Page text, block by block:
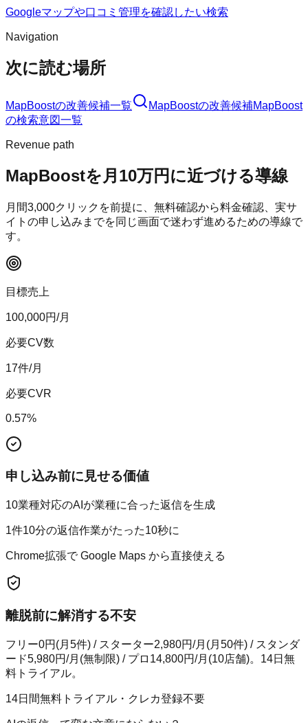
Googleマップや口コミ管理を確認したい検索
Navigation
次に読む場所
MapBoostの改善候補一覧 MapBoostの改善候補MapBoost
の検索意図一覧
Revenue path
MapBoostを月10万円に近づける導線
月間3,000クリックを前提に、無料確認から料金確認、実サ
イトの申し込みまでを同じ画面で迷わず進めるための導線で
す。
目標売上
100,000円/月
必要CV数
17件/月
必要CVR
0.57%
申し込み前に見せる価値
10業種対応のAIが業種に合った返信を生成
1件10分の返信作業がたった10秒に
Chrome拡張で Google Maps から直接使える
離脱前に解消する不安
フリー0円(月5件) / スターター2,980円/月(月50件) / スタンダ
ード5,980円/月(無制限) / プロ14,800円/月(10店舗)。14日無
料トライアル。
14日間無料トライアル・クレカ登録不要